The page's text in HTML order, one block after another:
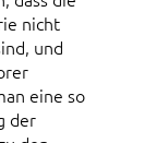
nicht
und
eine so
der